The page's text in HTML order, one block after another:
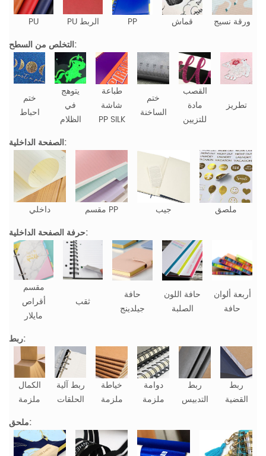
PU PU الربط PP قماش
ورقة نسيج
التخلص من السطح:
ختم
احباط
يتوهج
في
الظلام
طباعة
شاشة
PP SILK
ختم
الساخنة
القصب
مادة
للتزيين
تطريز
الصفحة الداخلية:
داخلي مقسم PP جيب
ملصق
حرفة الصفحة الداخلية:
مقسم
أقراص
مايلار
ثقب
حافة
جيلدينج
حافة اللون
الصلبة
أربعة ألوان
حافة
ربط:
الكمال
ملزمة
ربط آلية
الحلقات
خياطة
ملزمة
دوامة
ملزمة
ربط
التدبيس
ربط
القضية
ملحق: